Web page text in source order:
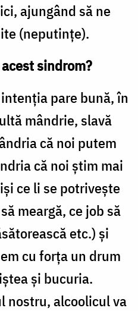
ajungând să ne
(neputințe).
sindrom?
pare bună, în
mândrie, slavă
că noi putem
că noi știm mai
ce li se potrivește
meargă, ce job să
etc.) și
cu forța un drum
și bucuria.
nostru, alcoolicul va